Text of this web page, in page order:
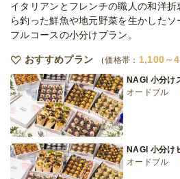
イタリアンとフレンチの職人の和洋
ら釣った鮮魚や地元野菜を生かした
フルコースの小分けプラン。
おすすめプラン 価格帯： 1,100～
NAGI 小分け
オードブル
NAGI 小分け
オードブル